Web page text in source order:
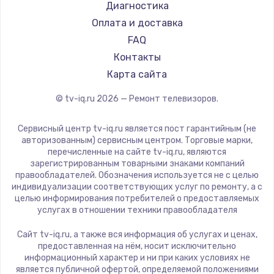
Замена видеокарты
1600 руб.
Заказать
Ремонт разъема питания
880 руб.
Заказать
Замена видеочипа
2745 руб.
Заказать
2600 руб.
Заказать
Hyundai
Doffler
Hiper
Grundig
HITACHI
Yandex
National
iFFALCON
Tuvio
Nord
BenQ
Диагностика
Оплата и доставка
FAQ
Контакты
Карта сайта
© tv-iq.ru 2026 — Ремонт телевизоров.
Сервисный центр tv-iq.ru является пост гарантийным (не
авторизованным) сервисным центром. Торговые марки,
перечисленные на сайте tv-iq.ru, являются
зарегистрированным товарными знаками компаний
правообладателей. Обозначения используется не с целью
индивидуализации соответствующих услуг по ремонту, а с
целью информирования потребителей о предоставляемых
услугах в отношении техники правообладателя
Сайт tv-iq.ru, а также вся информация об услугах и ценах,
предоставленная на нём, носит исключительно
информационный характер и ни при каких условиях не
является публичной офертой, определяемой положениями